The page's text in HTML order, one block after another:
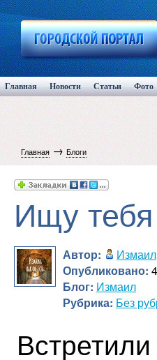
Главная Новости Статьи Фото
Главная→ Блоги
Ищу тебя
Автор:
Опубликовано:
Блог: Измаил
Рубрика: Без